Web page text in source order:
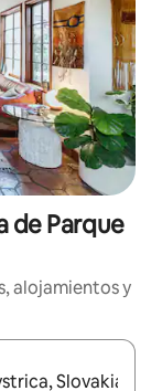
de Parque
alojamientos y
con las